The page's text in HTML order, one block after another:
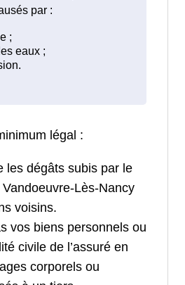
par :
légal :
les dégâts subis par le
Lès-Nancy
voisins.
vos biens personnels ou
civile de l’assuré en
corporels ou